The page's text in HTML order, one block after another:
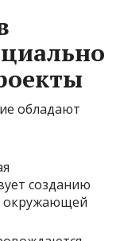
обладают
созданию
окружающей